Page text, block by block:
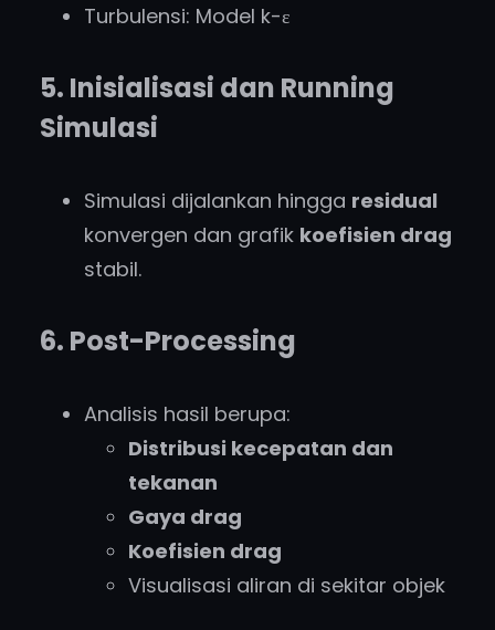
Turbulensi: Model k-ε
5. Inisialisasi dan Running
Simulasi
Simulasi dijalankan hingga residual
konvergen dan grafik koefisien drag
stabil.
6. Post-Processing
Analisis hasil berupa:
Distribusi kecepatan dan
tekanan
Gaya drag
Koefisien drag
Visualisasi aliran di sekitar objek